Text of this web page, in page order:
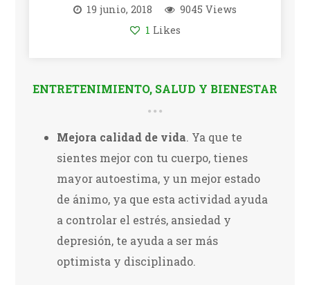
19 junio, 2018
9045 Views
1 Likes
ENTRETENIMIENTO, SALUD Y BIENESTAR
Mejora calidad de vida. Ya que te
sientes mejor con tu cuerpo, tienes
mayor autoestima, y un mejor estado
de ánimo, ya que esta actividad ayuda
a controlar el estrés, ansiedad y
depresión, te ayuda a ser más
optimista y disciplinado.